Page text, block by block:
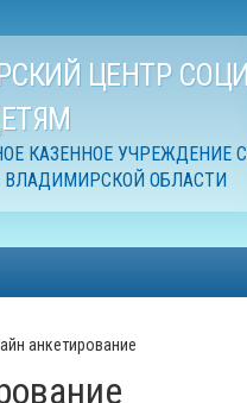
ЦЕНТР
КАЗЕННОЕ УЧРЕЖДЕНИЕ
ОБЛАСТИ
анкетирование